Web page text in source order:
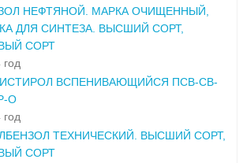
НЕФТЯНОЙ. МАРКА ОЧИЩЕННЫЙ,
ДЛЯ СИНТЕЗА. ВЫСШИЙ СОРТ,
СОРТ
год
ВСПЕНИВАЮЩИЙСЯ ПСВ-СВ-
О
год
ТЕХНИЧЕСКИЙ. ВЫСШИЙ СОРТ,
СОРТ